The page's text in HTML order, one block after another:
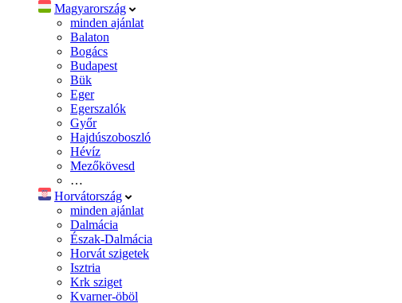
Magyarország
minden ajánlat
Balaton
Bogács
Budapest
Bük
Eger
Egerszalók
Győr
Hajdúszoboszló
Hévíz
Mezőkövesd
…
Horvátország
minden ajánlat
Dalmácia
Észak-Dalmácia
Horvát szigetek
Isztria
Krk sziget
Kvarner-öböl